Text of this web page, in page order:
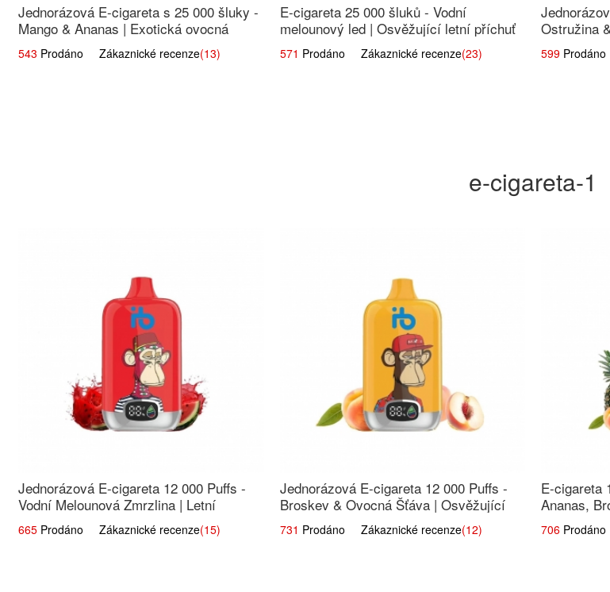
Jednorázová E-cigareta s 25 000 šluky -
Mango & Ananas | Exotická ovocná
směs
543 Prodáno Zákaznické recenze(13)
E-cigareta 25 000 šluků - Vodní
melounový led | Osvěžující letní příchuť
571 Prodáno Zákaznické recenze(23)
Ostružina
směs
599
e-cigareta-1
Jednorázová E-cigareta 12 000 Puffs -
Vodní Melounová Zmrzlina | Letní
dezertní příchuť
665 Prodáno Zákaznické recenze(15)
Jednorázová E-cigareta 12 000 Puffs -
Broskev & Ovocná Šťáva | Osvěžující
ovocná směs
731 Prodáno Zákaznické recenze(12)
E-cigareta
Ananas,
směs
706